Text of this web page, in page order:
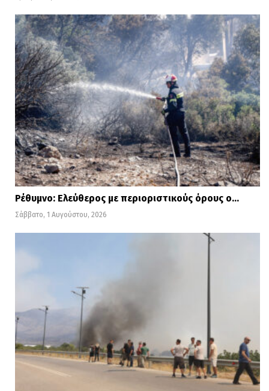
Ρέθυμνο: Ελεύθερος με περιοριστικούς όρους ο…
Σάββατο, 1 Αυγούστου, 2026